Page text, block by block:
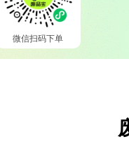
微信扫码下单